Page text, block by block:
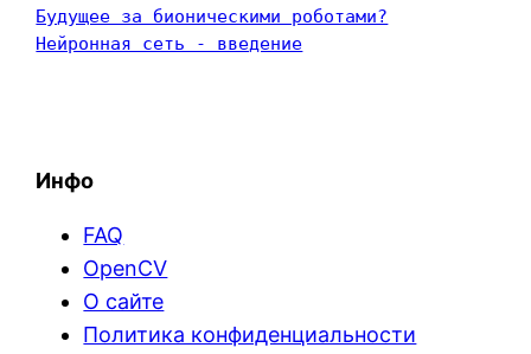
Будущее за бионическими роботами?
Нейронная сеть - введение
Инфо
FAQ
OpenCV
О сайте
Политика конфиденциальности